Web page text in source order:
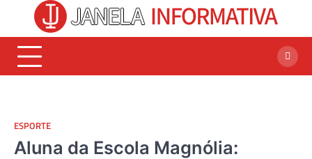
content
ESPORTE
Aluna da Escola Magnólia: